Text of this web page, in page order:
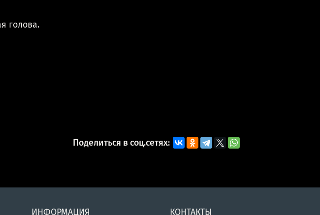
голова.
Поделиться в соц.сетях:
ИНФОРМАЦИЯ КОНТАКТЫ